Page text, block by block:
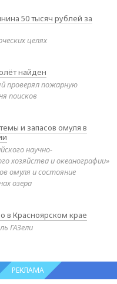
50 тысяч рублей за
целях
найден
проверял пожарную
поисков
и запасов омуля в
научно-
хозяйства и океанографии»
омуля и состояние
озера
Красноярском крае
ГАЗели
РЕКЛАМА